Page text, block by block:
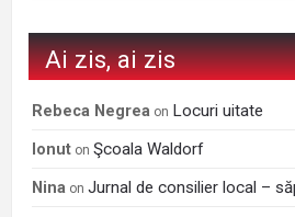
Ai zis, ai zis
Rebeca Negrea on Locuri uitate
Ionut onŞcoala Waldorf
Nina onJurnal de consilier local –